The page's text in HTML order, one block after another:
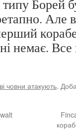
Борей
Але
немає.
човни атакують.